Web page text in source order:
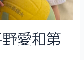
愛和第